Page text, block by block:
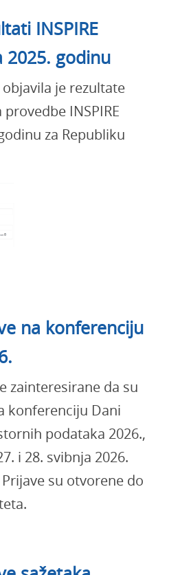
INSPIRE
2025. godinu
je rezultate
INSPIRE
za Republiku
na konferenciju
zainteresirane da su
konferenciju Dani
podataka 2026.,
i 28. svibnja 2026.
su otvorene do